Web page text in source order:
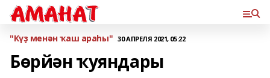
"Күҙ менән ҡаш араһы" 30 АПРЕЛЯ 2021, 05:22
Бөрйән ҡуяндары